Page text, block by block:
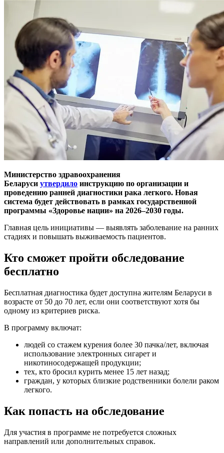
Министерство здравоохранения
Беларуси утвердило инструкцию по организации и
проведению ранней диагностики рака легкого. Новая
система будет действовать в рамках государственной
программы «Здоровье нации» на 2026–2030 годы.
Главная цель инициативы — выявлять заболевание на ранних
стадиях и повышать выживаемость пациентов.
Кто сможет пройти обследование
бесплатно
Бесплатная диагностика будет доступна жителям Беларуси в
возрасте от 50 до 70 лет, если они соответствуют хотя бы
одному из критериев риска.
В программу включат:
людей со стажем курения более 30 пачка/лет, включая
использование электронных сигарет и
никотиносодержащей продукции;
тех, кто бросил курить менее 15 лет назад;
граждан, у которых близкие родственники болели раком
легкого.
Как попасть на обследование
Для участия в программе не потребуется сложных
направлений или дополнительных справок.